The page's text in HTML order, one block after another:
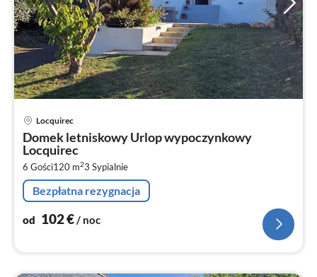
Locquirec
Domek letniskowy Urlop wypoczynkowy
Locquirec
6 Gości120 m23 Sypialnie
Bezpłatna rezygnacja
od 102€/ noc